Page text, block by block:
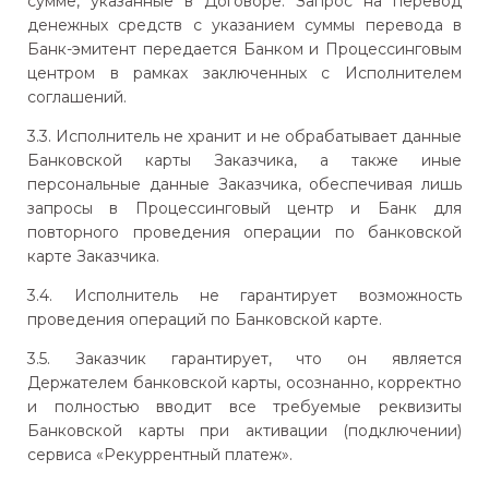
денежных средств с указанием суммы перевода в
Банк-эмитент передается Банком и Процессинговым
центром в рамках заключенных с Исполнителем
соглашений.
3.3. Исполнитель не хранит и не обрабатывает данные
Банковской карты Заказчика, а также иные
персональные данные Заказчика, обеспечивая лишь
запросы в Процессинговый центр и Банк для
повторного проведения операции по банковской
карте Заказчика.
3.4. Исполнитель не гарантирует возможность
проведения операций по Банковской карте.
3.5. Заказчик гарантирует, что он является
Держателем банковской карты, осознанно, корректно
и полностью вводит все требуемые реквизиты
Банковской карты при активации (подключении)
сервиса «Рекуррентный платеж».